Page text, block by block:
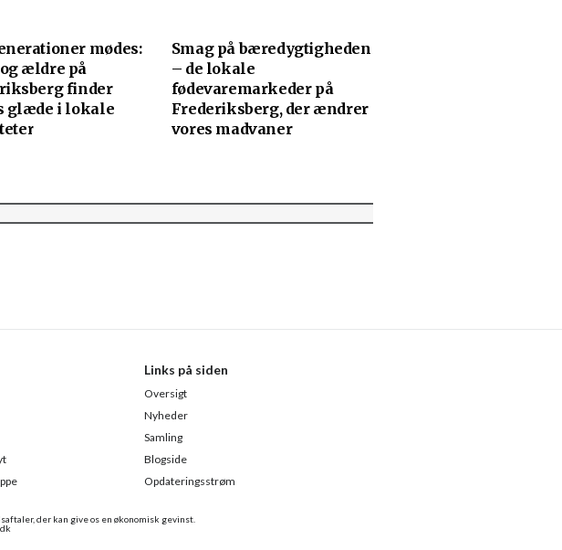
mødes:
ældre på
finder
glæde i lokale
Smag på bæredygtigheden
– de lokale
fødevaremarkeder på
Frederiksberg, der ændrer
vores madvaner
der kan give os en økonomisk gevinst.
Links på siden
Oversigt
Nyheder
Samling
Blogside
Opdateringsstrøm